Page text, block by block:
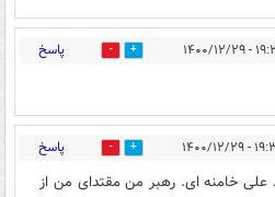
۱۲/۲۹ 9 پاسخ
۱۲/۲۹ 14 پاسخ
علی خامنه ای. رهبر من مقتدای من از